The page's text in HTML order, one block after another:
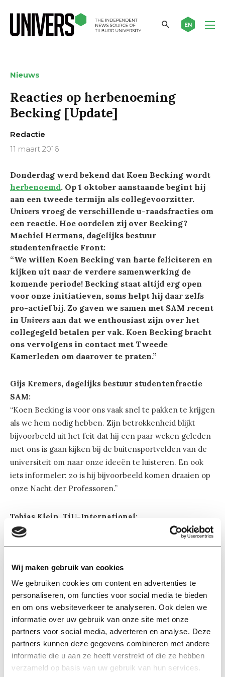
Wij maken gebruik van cookies
We gebruiken cookies om content en advertenties te
personaliseren, om functies voor social media te bieden
en om ons websiteverkeer te analyseren. Ook delen we
informatie over uw gebruik van onze site met onze
partners voor social media, adverteren en analyse. Deze
partners kunnen deze gegevens combineren met andere
informatie die u aan ze heeft verstrekt of die ze hebben
verzameld op basis van uw gebruik van hun services.
EN
Nieuws
Reacties op herbenoeming
Becking [Update]
Redactie
11 maart 2016
Donderdag werd bekend dat Koen Becking wordt
herbenoemd. Op 1 oktober aanstaande begint hij
aan een tweede termijn als collegevoorzitter.
Univers vroeg de verschillende u-raadsfracties om
een reactie. Hoe oordelen zij over Becking?
Machiel Hermans, dagelijks bestuur
studentenfractie Front:
“We willen Koen Becking van harte feliciteren en
kijken uit naar de verdere samenwerking de
komende periode! Becking staat altijd erg open
voor onze initiatieven, soms helpt hij daar zelfs
pro-actief bij. Zo gaven we samen met SAM recent
in Univers aan dat we enthousiast zijn over het
collegegeld betalen per vak. Koen Becking bracht
ons vervolgens in contact met Tweede
Kamerleden om daarover te praten.”
Gijs Kremers, dagelijks bestuur studentenfractie
SAM:
“Koen Becking is voor ons vaak snel te pakken te krijgen
als we hem nodig hebben. Zijn betrokkenheid blijkt
bijvoorbeeld uit het feit dat hij een paar weken geleden
met ons is gaan kijken bij de buitensportvelden van de
universiteit om naar onze ideeën te luisteren. En ook
iets informeler: zo is hij bijvoorbeeld komen draaien op
onze Nacht der Professoren.”
Tobias Klein, TiU-International:
“Over the last two years, I have had a lot of meetings
takes our input seriously. I wish him success in his
second term, together with Emile Aarts, and look
forward to our continued cooperation.”
Reacties van de Onafhankelijken en AbvaKabo volgen…